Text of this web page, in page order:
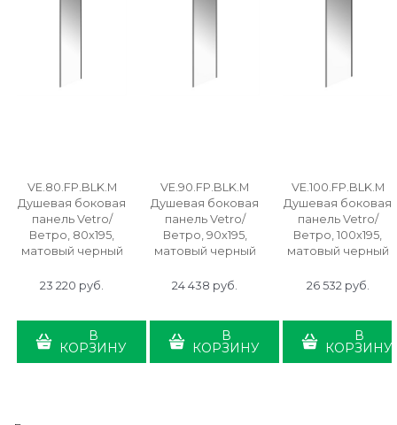
VE.80.FP.BLK.M
Душевая боковая
панель Vetro/
Ветро, 80х195,
матовый черный
23 220 руб.
В
КОРЗИНУ
VE.90.FP.BLK.M
Душевая боковая
панель Vetro/
Ветро, 90х195,
матовый черный
24 438 руб.
В
КОРЗИНУ
VE.100.FP.BLK.M
Душевая боковая
панель Vetro/
Ветро, 100х195,
матовый черный
26 532 руб.
В
КОРЗИНУ